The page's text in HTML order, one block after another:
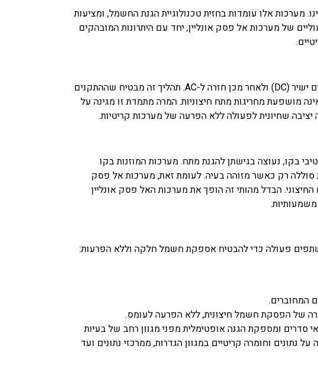
מערכות אלו עומדות בחזית טכנולוגיית הגנת החשמל, ומציעות
של מערכות אל פסק אונליין, יחד עם היתרונות המובהקים
מערכות אל פסק אונליין פועלות על פי עיקרון של המרה כפולה, והופכות ללא הרף זרם חילופין נכנס (AC) לזרם ישיר (DC) ולאחר מכן חזרה ל-AC. תהליך זה מבטיח שההתקנים
מושפעת מחריגות מתח חיצוניות. המרה מתמדת זו מגינה על
שחיונית לפעולה ללא הפרעה של מערכות קריטיות.
בקו, נעוצה בגישתן להגנת מתח. מערכות המוזנות בקו
סוללה רק כאשר מזוהה בעיה. לעומת זאת, מערכות אל פסק
הבדל מהותי זה הופך את מערכות האל פסק אונליין
פעולה כדי להבטיח אספקת חשמל חלקה וללא הפרעות:
של הפסקת חשמל חיצונית, ללא הפרעה לעומס.
ומספקת הגנה אופטימלית מפני מגוון רחב של בעיות
וחומרה קריטיים במגוון הגדרות, ממרכזי נתונים ועד